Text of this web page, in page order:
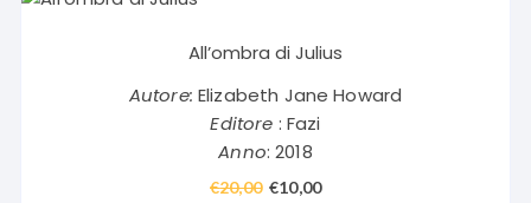
All’ombra di Julius
Autore: Elizabeth Jane Howard
Editore : Fazi
Anno: 2018
€20,00 Il
€10,00Il